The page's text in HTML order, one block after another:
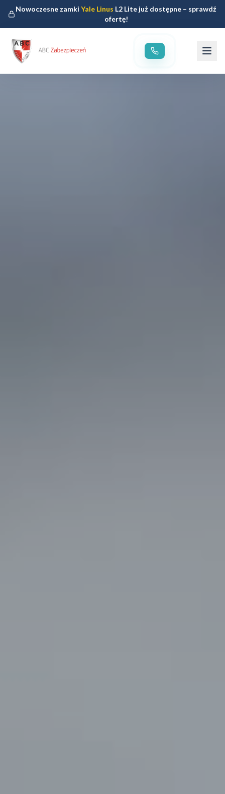
Nowoczesne zamkiYale Linus L2 Lite już dostępne – sprawdź
ofertę!